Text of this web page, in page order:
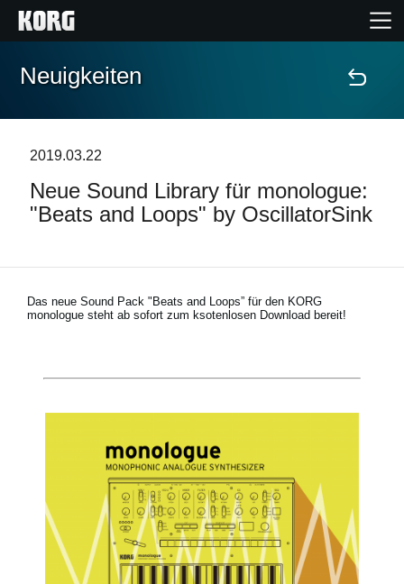
Home
Extras
Support
Neuigkeiten
Gebiet / Land
Social Media
Neuigkeiten
2019.03.22
Neue Sound Library für monologue:
"Beats and Loops" by OscillatorSink
Das neue Sound Pack "Beats and Loops” für den KORG
monologue steht ab sofort zum ksotenlosen Download bereit!